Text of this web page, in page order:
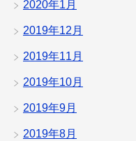
2020年1月
2019年12月
2019年11月
2019年10月
2019年9月
2019年8月